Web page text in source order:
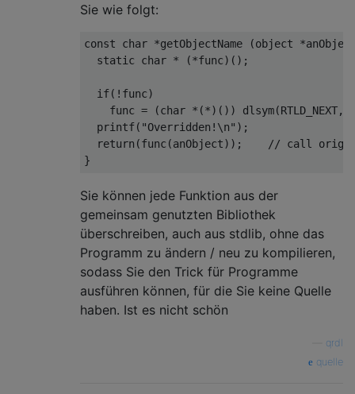
Sie wie folgt:
const char *getObjectName
(object
static
char * (*func)();
if(!func)
    func = (
char *(*)()) dlsym(RTLD_NEXT,
printf( "Overridden!\n" );
return (func(anObject));
// call
Sie können jede Funktion aus der
gemeinsam genutzten Bibliothek
überschreiben, auch aus stdlib, ohne das
Programm zu ändern / neu zu kompilieren,
sodass Sie den Trick für Programme
ausführen können, für die Sie keine Quelle
haben. Ist es nicht schön
qrdl
quelle